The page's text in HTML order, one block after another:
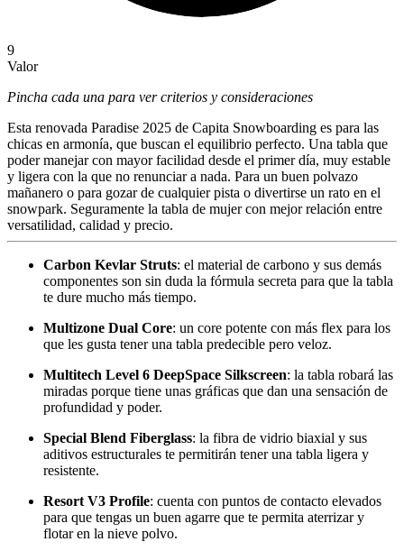
9
Valor
Pincha cada una para ver criterios y consideraciones
Esta renovada Paradise 2025 de Capita Snowboarding es para las
chicas en armonía, que buscan el equilibrio perfecto. Una tabla que
poder manejar con mayor facilidad desde el primer día, muy estable
y ligera con la que no renunciar a nada. Para un buen polvazo
mañanero o para gozar de cualquier pista o divertirse un rato en el
snowpark. Seguramente la tabla de mujer con mejor relación entre
versatilidad, calidad y precio.
Carbon Kevlar Struts: el material de carbono y sus demás
componentes son sin duda la fórmula secreta para que la tabla
te dure mucho más tiempo.
Multizone Dual Core: un core potente con más flex para los
que les gusta tener una tabla predecible pero veloz.
Multitech Level 6 DeepSpace Silkscreen: la tabla robará las
miradas porque tiene unas gráficas que dan una sensación de
profundidad y poder.
Special Blend Fiberglass: la fibra de vidrio biaxial y sus
aditivos estructurales te permitirán tener una tabla ligera y
resistente.
Resort V3 Profile: cuenta con puntos de contacto elevados
para que tengas un buen agarre que te permita aterrizar y
flotar en la nieve polvo.